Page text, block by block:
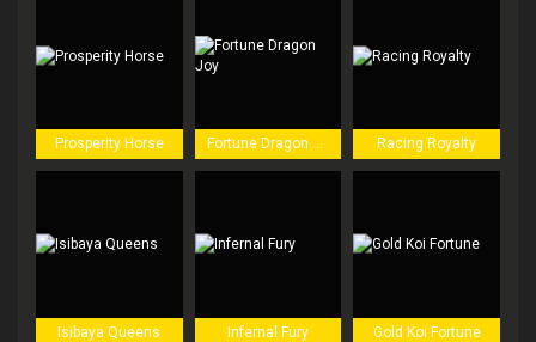
Prosperity Horse Fortune Dragon Joy Racing Royalty
Isibaya Queens Infernal Fury Gold Koi Fortune